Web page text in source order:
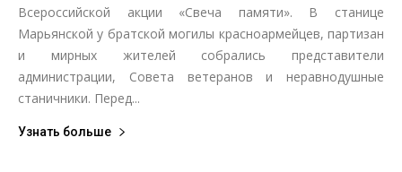
Всероссийской акции «Свеча памяти». В станице
Марьянской у братской могилы красноармейцев, партизан
и мирных жителей собрались представители
администрации, Совета ветеранов и неравнодушные
станичники. Перед...
Узнать больше